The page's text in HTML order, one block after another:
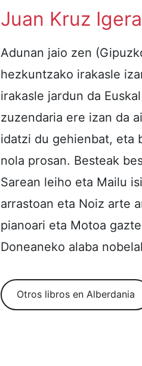
Juan Kruz
Adunan jaio zen
hezkuntzako irakasle
irakasle jardun da
zuzendaria ere izan da
idatzi du gehienbat, eta
nola prosan. Besteak
Sarean leiho eta Mailu
arrastoan eta Noiz arte
pianoari eta Motoa
Doneaneko alaba
Otros libros en Alberdania